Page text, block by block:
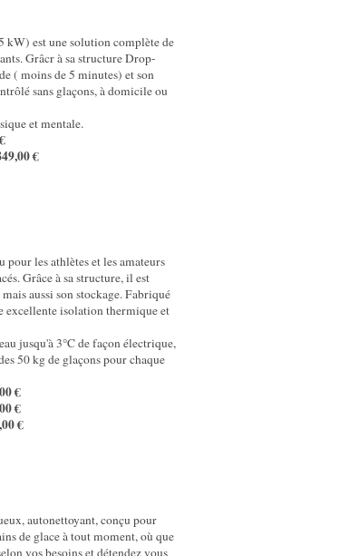
est une solution complète de
Grâcr à sa structure Drop-
( moins de 5 minutes) et son
sans glaçons, à domicile ou
et mentale.
€
les athlètes et les amateurs
Grâce à sa structure, il est
aussi son stockage. Fabriqué
excellente isolation thermique et
jusqu'à 3°C de façon électrique,
50 kg de glaçons pour chaque
€
€
€
autonettoyant, conçu pour
de glace à tout moment, où que
vos besoins et détendez vous